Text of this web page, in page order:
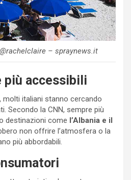
– spraynews.it
più accessibili
molti italiani stanno cercando
Secondo la CNN, sempre più
destinazioni come l’Albania e il
non offrire l’atmosfera o la
più abbordabili.